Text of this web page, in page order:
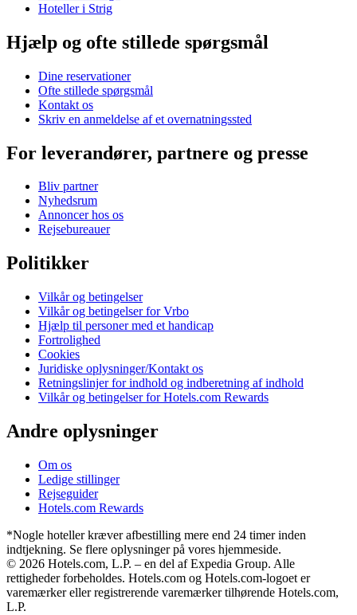
Hoteller i Strig
Hjælp og ofte stillede spørgsmål
Dine reservationer
Ofte stillede spørgsmål
Kontakt os
Skriv en anmeldelse af et overnatningssted
For leverandører, partnere og presse
Bliv partner
Nyhedsrum
Annoncer hos os
Rejsebureauer
Politikker
Vilkår og betingelser
Vilkår og betingelser for Vrbo
Hjælp til personer med et handicap
Fortrolighed
Cookies
Juridiske oplysninger/Kontakt os
Retningslinjer for indhold og indberetning af indhold
Vilkår og betingelser for Hotels.com Rewards
Andre oplysninger
Om os
Ledige stillinger
Rejseguider
Hotels.com Rewards
*Nogle hoteller kræver afbestilling mere end 24 timer inden
indtjekning. Se flere oplysninger på vores hjemmeside.
© 2026 Hotels.com, L.P. – en del af Expedia Group. Alle
rettigheder forbeholdes. Hotels.com og Hotels.com-logoet er
varemærker eller registrerende varemærker tilhørende Hotels.com,
L.P.